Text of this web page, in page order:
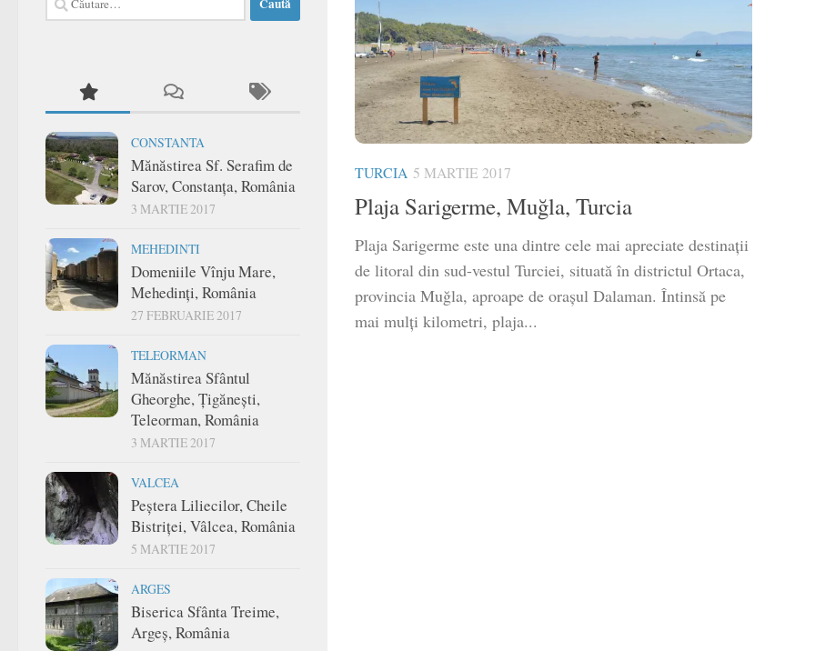
TURCIA 5 MARTIE 2017
Plaja Sarigerme, Muğla, Turcia
Plaja Sarigerme este una dintre cele mai apreciate destinații
de litoral din sud-vestul Turciei, situată în districtul Ortaca,
provincia Muğla, aproape de orașul Dalaman. Întinsă pe
mai mulți kilometri, plaja...
după:
CONSTANTA
Mănăstirea Sf. Serafim de
Sarov, Constanța, România
3 MARTIE 2017
MEHEDINTI
Domeniile Vînju Mare,
Mehedinți, România
27 FEBRUARIE 2017
TELEORMAN
Mănăstirea Sfântul
Gheorghe, Țigănești,
Teleorman, România
3 MARTIE 2017
VALCEA
Peștera Liliecilor, Cheile
Bistriței, Vâlcea, România
5 MARTIE 2017
ARGES
Biserica Sfânta Treime,
Argeș, România